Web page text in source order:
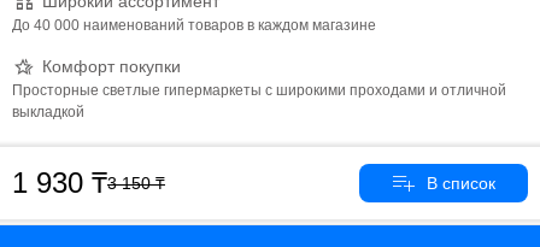
До 40 000 наименований товаров в каждом магазине
Комфорт покупки
Просторные светлые гипермаркеты с широкими проходами и отличной
выкладкой
1 930 3 150